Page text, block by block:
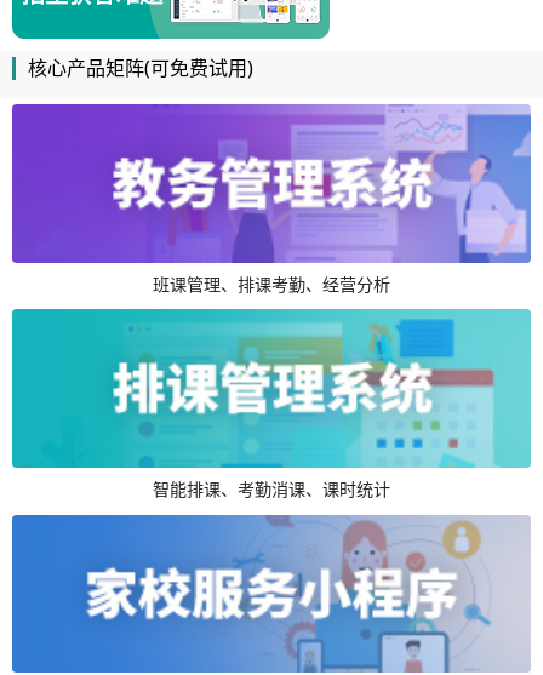
核心产品矩阵(可免费试用)
班课管理、排课考勤、经营分析
智能排课、考勤消课、课时统计